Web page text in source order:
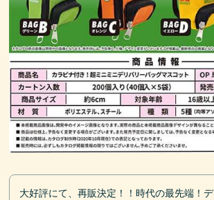
大好評にて、再販決定！！時代の最先端！